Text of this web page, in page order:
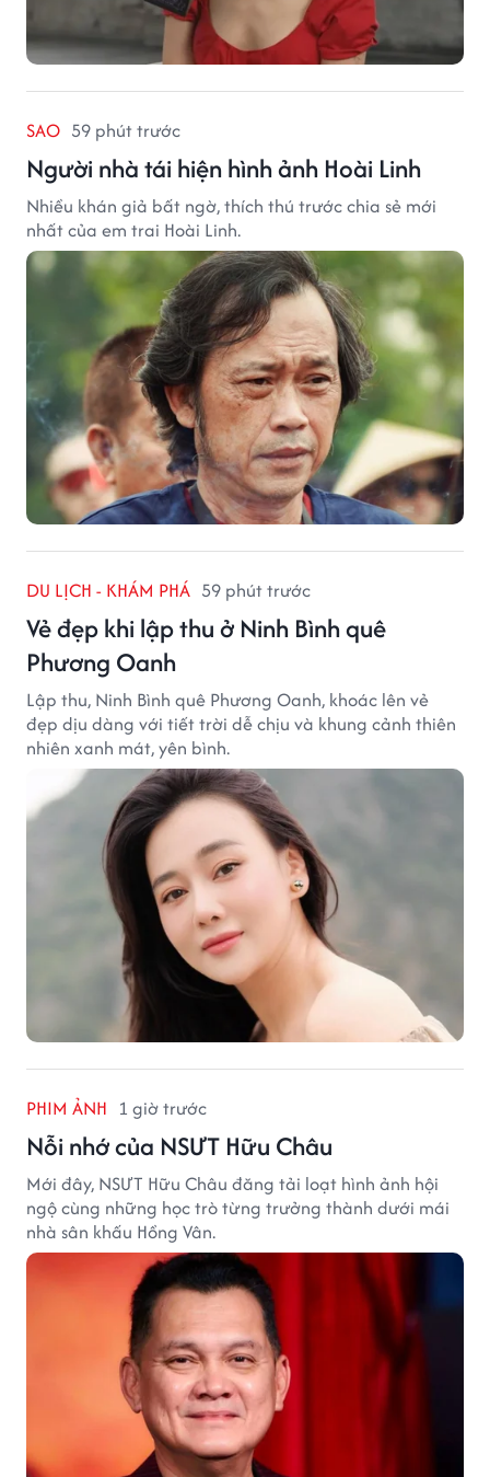
SAO 59 phút trước
Người nhà tái hiện hình ảnh Hoài Linh
Nhiều khán giả bất ngờ, thích thú trước chia sẻ mới
nhất của em trai Hoài Linh.
DU LỊCH - KHÁM PHÁ 59 phút trước
Vẻ đẹp khi lập thu ở Ninh Bình quê
Phương Oanh
Lập thu, Ninh Bình quê Phương Oanh, khoác lên vẻ
đẹp dịu dàng với tiết trời dễ chịu và khung cảnh thiên
nhiên xanh mát, yên bình.
PHIM ẢNH 1 giờ trước
Nỗi nhớ của NSƯT Hữu Châu
Mới đây, NSƯT Hữu Châu đăng tải loạt hình ảnh hội
ngộ cùng những học trò từng trưởng thành dưới mái
nhà sân khấu Hồng Vân.